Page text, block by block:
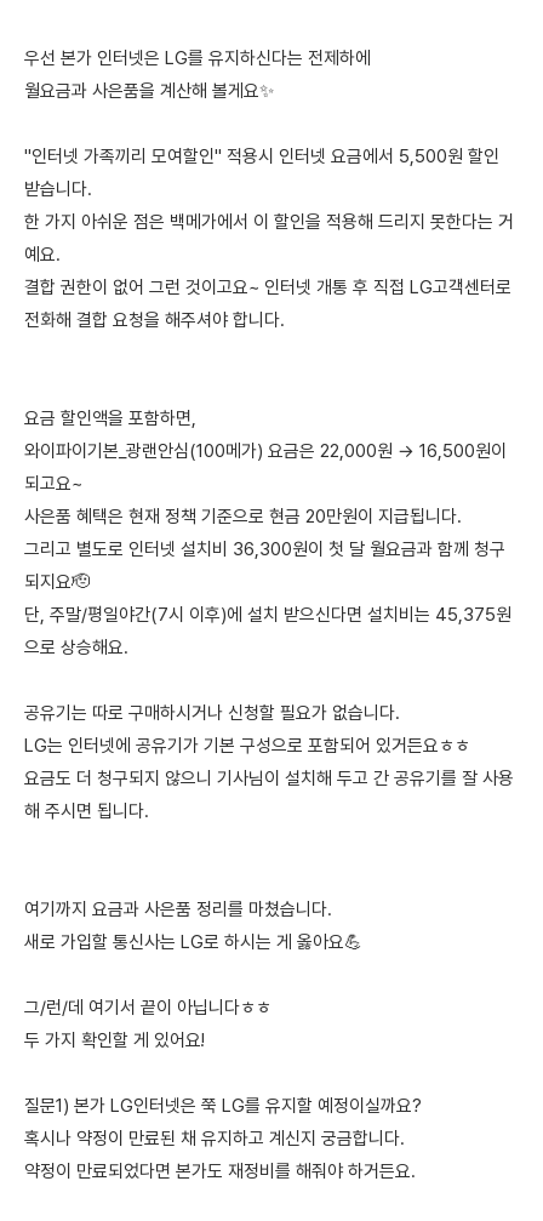
우선 본가 인터넷은 LG를 유지하신다는 전제하에
월요금과 사은품을 계산해 볼게요✨
"인터넷 가족끼리 모여할인" 적용시 인터넷 요금에서 5,500원 할인
받습니다.
한 가지 아쉬운 점은 백메가에서 이 할인을 적용해 드리지 못한다는 거
예요.
결합 권한이 없어 그런 것이고요~ 인터넷 개통 후 직접 LG고객센터로
전화해 결합 요청을 해주셔야 합니다.
요금 할인액을 포함하면,
와이파이기본_광랜안심(100메가) 요금은 22,000원 → 16,500원이
되고요~
사은품 혜택은 현재 정책 기준으로 현금 20만원이 지급됩니다.
그리고 별도로 인터넷 설치비 36,300원이 첫 달 월요금과 함께 청구
되지요🫡
단, 주말/평일야간(7시 이후)에 설치 받으신다면 설치비는 45,375원
으로 상승해요.
공유기는 따로 구매하시거나 신청할 필요가 없습니다.
LG는 인터넷에 공유기가 기본 구성으로 포함되어 있거든요ㅎㅎ
요금도 더 청구되지 않으니 기사님이 설치해 두고 간 공유기를 잘 사용
해 주시면 됩니다.
여기까지 요금과 사은품 정리를 마쳤습니다.
새로 가입할 통신사는 LG로 하시는 게 옳아요💪
그/런/데 여기서 끝이 아닙니다ㅎㅎ
두 가지 확인할 게 있어요!
질문1) 본가 LG인터넷은 쭉 LG를 유지할 예정이실까요?
혹시나 약정이 만료된 채 유지하고 계신지 궁금합니다.
약정이 만료되었다면 본가도 재정비를 해줘야 하거든요.